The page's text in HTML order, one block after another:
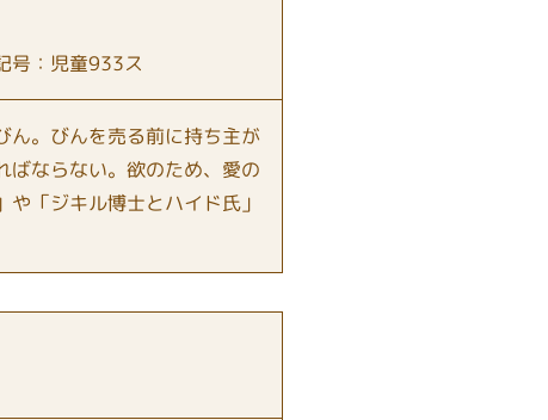
：児童933ス
。びんを売る前に持ち主が
ばならない。欲のため、愛の
「ジキル博士とハイド氏」